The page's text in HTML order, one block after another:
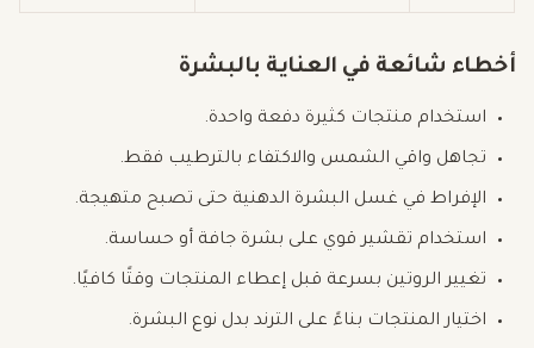
أخطاء شائعة في العناية بالبشرة
استخدام منتجات كثيرة دفعة واحدة.
تجاهل واقي الشمس والاكتفاء بالترطيب فقط.
الإفراط في غسل البشرة الدهنية حتى تصبح متهيجة.
استخدام تقشير قوي على بشرة جافة أو حساسة.
تغيير الروتين بسرعة قبل إعطاء المنتجات وقتًا كافيًا.
اختيار المنتجات بناءً على الترند بدل نوع البشرة.